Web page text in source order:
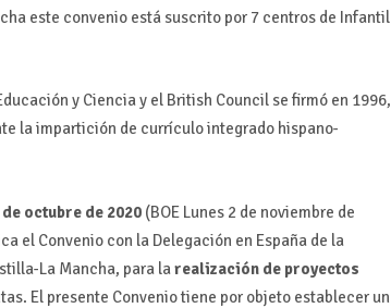
este convenio está suscrito por 7 centros de Infantil
y Ciencia y el British Council se firmó en 1996,
la impartición de currículo integrado hispano-
octubre de 2020 (BOE Lunes 2 de noviembre de
el Convenio con la Delegación en España de la
La Mancha, para larealización de proyectos
El presente Convenio tiene por objeto establecer un